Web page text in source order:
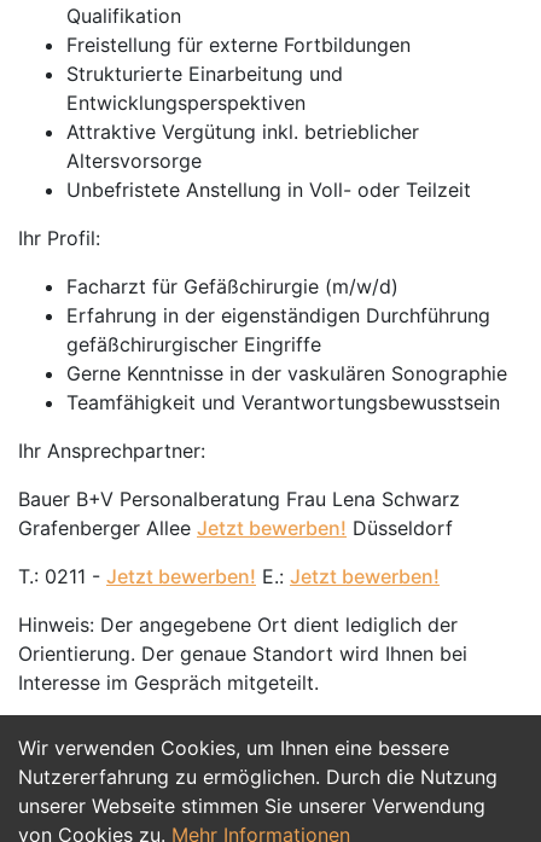
Wir verwenden Cookies, um Ihnen eine bessere
Nutzererfahrung zu ermöglichen. Durch die Nutzung
unserer Webseite stimmen Sie unserer Verwendung
von Cookies zu. Mehr Informationen
Qualifikation
Freistellung für externe Fortbildungen
Strukturierte Einarbeitung und
Entwicklungsperspektiven
Attraktive Vergütung inkl. betrieblicher
Altersvorsorge
Unbefristete Anstellung in Voll- oder Teilzeit
Ihr Profil:
Facharzt für Gefäßchirurgie (m/w/d)
Erfahrung in der eigenständigen Durchführung
gefäßchirurgischer Eingriffe
Gerne Kenntnisse in der vaskulären Sonographie
Teamfähigkeit und Verantwortungsbewusstsein
Ihr Ansprechpartner:
Bauer B+V Personalberatung Frau Lena Schwarz
Grafenberger Allee Jetzt bewerben! Düsseldorf
T.: 0211 - Jetzt bewerben! E.: Jetzt bewerben!
Hinweis: Der angegebene Ort dient lediglich der
Orientierung. Der genaue Standort wird Ihnen bei
Interesse im Gespräch mitgeteilt.
Jetzt Bewerben